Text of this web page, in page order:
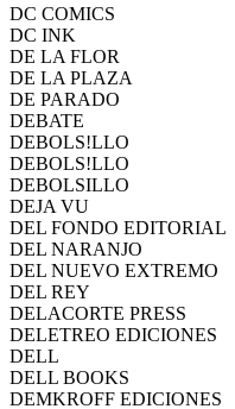
DC COMICS
DC INK
DE LA FLOR
DE LA PLAZA
DE PARADO
DEBATE
DEBOLS!LLO
DEBOLS!LLO
DEBOLSILLO
DEJA VU
DEL FONDO EDITORIAL
DEL NARANJO
DEL NUEVO EXTREMO
DEL REY
DELACORTE PRESS
DELETREO EDICIONES
DELL
DELL BOOKS
DEMKROFF EDICIONES